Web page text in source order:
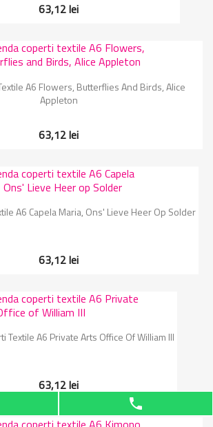
63,12 lei
A6 Flowers, Butterflies And Birds, Alice
Appleton
63,12 lei
A6 Capela Maria, Ons' Lieve Heer Op Solder
63,12 lei
Textile A6 Private Arts Office Of William III
63,12 lei
phone